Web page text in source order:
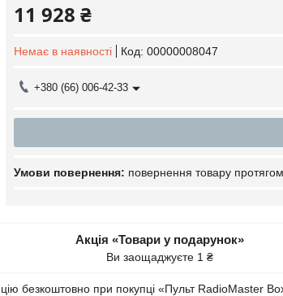
11 928 ₴
Немає в наявності Код: 00000008047
+380 (66) 006-42-33
повернення товару
Акція «Товари у подарунок»
Ви заощаджуєте 1 ₴
безкоштовно при покупці «Пульт RadioMaster